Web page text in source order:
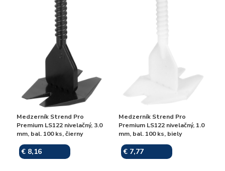
Medzerník Strend Pro
Premium LS122 nivelačný, 3.0
mm, bal. 100 ks, čierny
€ 8,16
Medzerník Strend Pro
Premium LS122 nivelačný, 1.0
mm, bal. 100 ks, biely
€ 7,77